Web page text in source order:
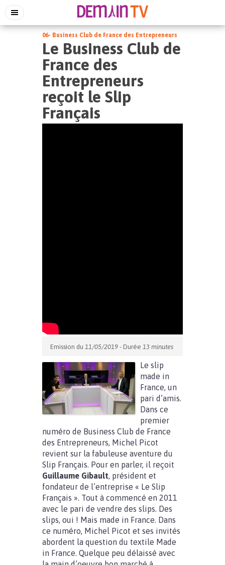
06- Business Club de France des Entrepreneurs
Le Business Club de
France des
Entrepreneurs
reçoit le Slip
Français
Emission du 11/05/2019 - Durée 13 minutes
Le slip
made in
France, un
pari d’amis.
Dans ce
premier
numéro de Business Club de France
des Entrepreneurs, Michel Picot
revient sur la fabuleuse aventure du
Slip Français. Pour en parler, il reçoit
Guillaume Gibault, président et
fondateur de l’entreprise « Le Slip
Français ». Tout à commencé en 2011
avec le pari de vendre des slips. Des
slips, oui ! Mais made in France. Dans
ce numéro, Michel Picot et ses invités
abordent la question du textile Made
in France. Quelque peu délaissé avec